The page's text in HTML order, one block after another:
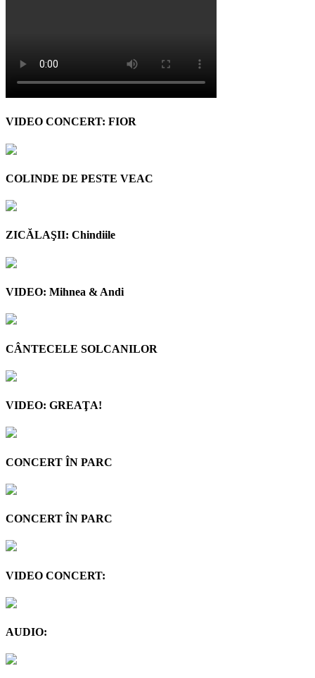
VIDEO CONCERT: FIOR
COLINDE DE PESTE VEAC
ZICĂLAŞII: Chindiile
VIDEO: Mihnea & Andi
CÂNTECELE SOLCANILOR
VIDEO: GREAŢA!
CONCERT ÎN PARC
CONCERT ÎN PARC
VIDEO CONCERT:
AUDIO: